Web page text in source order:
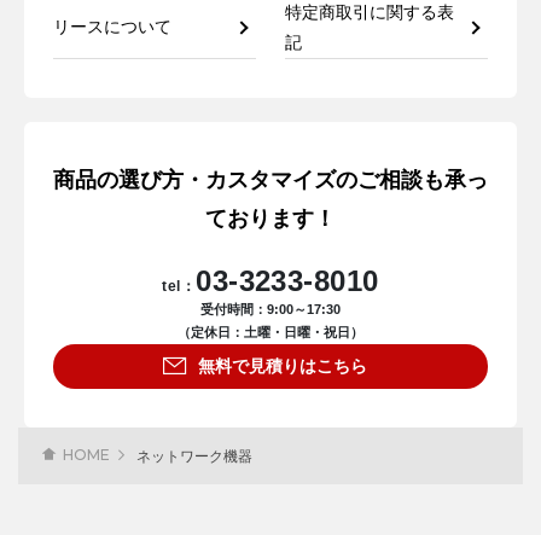
リースについて
特定商取引に関する表
記
商品の選び方・カスタマイズのご相談も承っ
ております！
tel： 03-3233-8010
受付時間：9:00～17:30
（定休日：土曜・日曜・祝日）
無料で見積りはこちら
HOME ネットワーク機器